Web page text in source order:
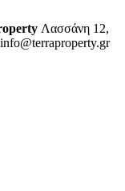
Λασσάνη 12,